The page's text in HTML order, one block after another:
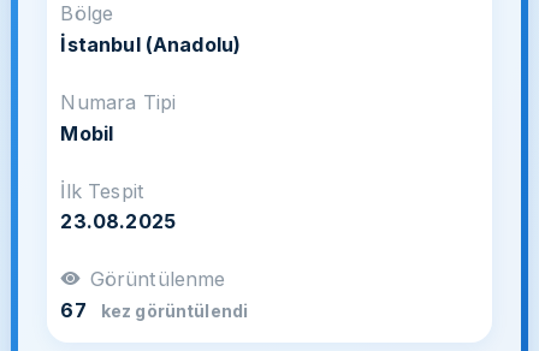
Bölge
İstanbul (Anadolu)
Numara Tipi
Mobil
İlk Tespit
23.08.2025
Görüntülenme
67
kez görüntülendi